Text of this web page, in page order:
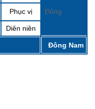
Đông
Phục vị
Diên niên
Đông Nam